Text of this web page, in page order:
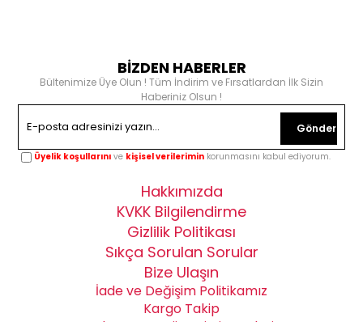
BİZDEN HABERLER
Bültenimize Üye Olun ! Tüm İndirim ve Fırsatlardan İlk Sizin
Haberiniz Olsun !
Gönder
Üyelik koşullarını ve kişisel verilerimin korunmasını kabul ediyorum.
Hakkımızda
KVKK Bilgilendirme
Gizlilik Politikası
Sıkça Sorulan Sorular
Bize Ulaşın
İade ve Değişim Politikamız
Kargo Takip